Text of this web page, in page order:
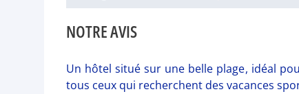
NOTRE AVIS
Un hôtel situé sur une belle plage, idéal
tous ceux qui recherchent des vacances